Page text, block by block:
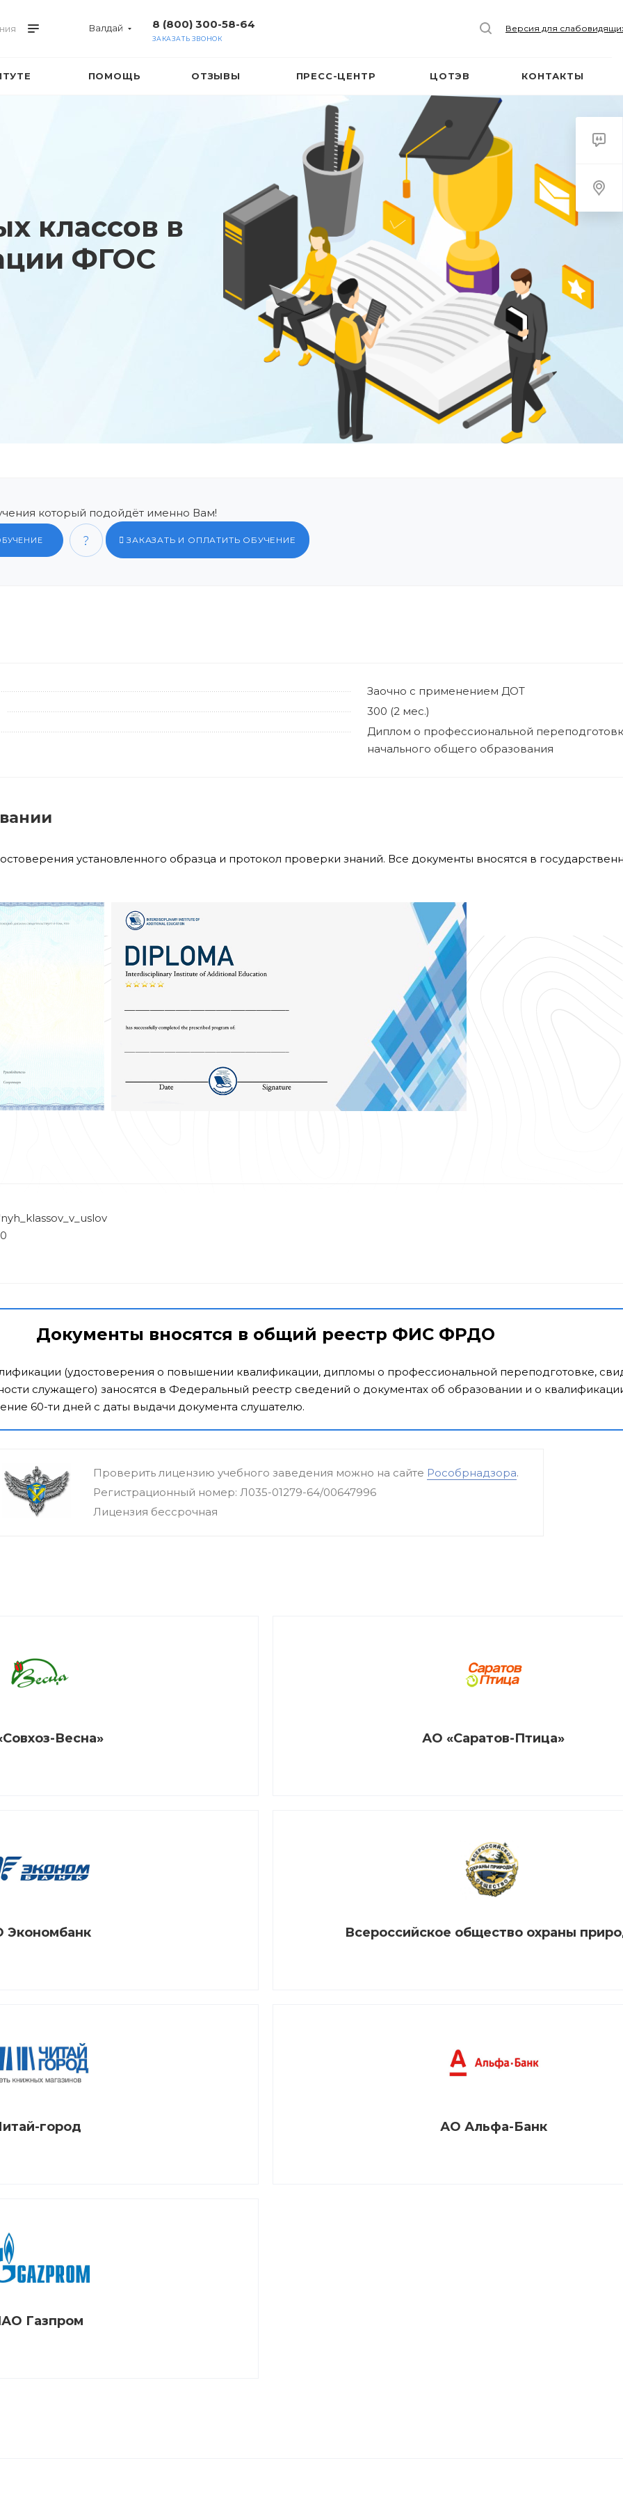
Валдай 8 (800) 300-58-64
ЗАКАЗАТЬ ЗВОНОК
Версия для
ПОМОЩЬ ОТЗЫВЫ ПРЕСС-ЦЕНТР ЦОТЭВ КОНТАКТЫ
классов в
ФГОС
который подойдёт именно Вам!
ЗАКАЗАТЬ И ОПЛАТИТЬ ОБУЧЕНИЕ
Заочно с применением ДОТ
300 (2 мес.)
Диплом о профессиональной
начального общего образования
установленного образца и протокол проверки знаний. Все документы вносятся в
Документы вносятся в общий реестр ФИС ФРДО
(удостоверения о повышении квалификации, дипломы о профессиональной переподготовке,
служащего) заносятся в Федеральный реестр сведений о документах об образовании и о
60-ти дней с даты выдачи документа слушателю.
Проверить лицензию учебного заведения можно на сайте Рособрнадзора.
Регистрационный номер: Л035-01279-64/00647996
Лицензия бессрочная
Весна» АО «Саратов-Птица»
Экономбанк Всероссийское общество охраны
город АО Альфа-Банк
Газпром